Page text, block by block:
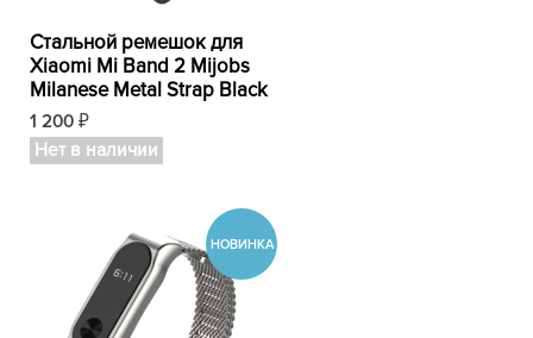
Стальной ремешок для
Xiaomi Mi Band 2 Mijobs
Milanese Metal Strap Black
1 200 ₽
Нет в наличии